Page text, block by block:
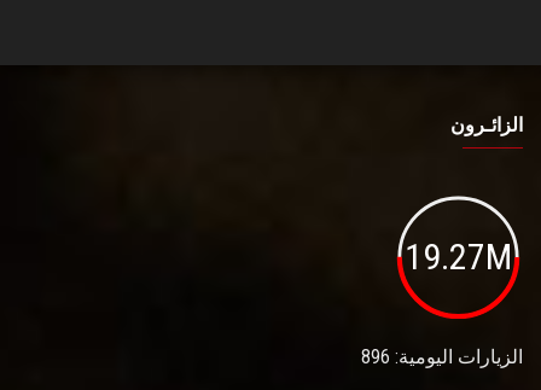
الزائـرون
19.27M
الزيارات اليومية: 896